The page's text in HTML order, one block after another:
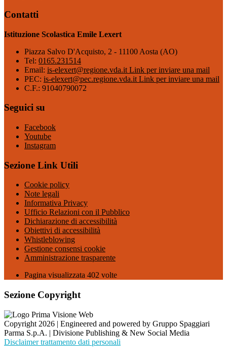
Contatti
Istituzione Scolastica Emile Lexert
Piazza Salvo D'Acquisto, 2 - 11100 Aosta (AO)
Tel: 0165.231514
Email: is-elexert@regione.vda.it Link per inviare una mail
PEC: is-elexert@pec.regione.vda.it Link per inviare una mail
C.F.: 91040790072
Seguici su
Facebook
Youtube
Instagram
Sezione Link Utili
Cookie policy
Note legali
Informativa Privacy
Ufficio Relazioni con il Pubblico
Dichiarazione di accessibilità
Obiettivi di accessibilità
Whistleblowing
Gestione consensi cookie
Amministrazione trasparente
Pagina visualizzata 402 volte
Sezione Copyright
Copyright 2026 | Engineered and powered by Gruppo Spaggiari
Parma S.p.A. | Divisione Publishing & New Social Media
Disclaimer trattamento dati personali